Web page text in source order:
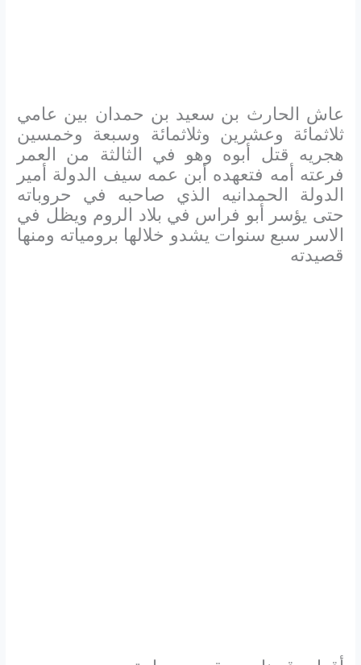
عاش الحارث بن سعيد بن حمدان بين عامي
ثلاثمائة وعشرين وثلاثمائة وسبعة وخمسين
هجريه قتل أبوه وهو في الثالثة من العمر
فرعته أمه فتعهده أبن عمه سيف الدولة أمير
الدولة الحمدانيه الذي صاحبه في حروباته
حتى يؤسر أبو فراس في بلاد الروم ويظل في
الاسر سبع سنوات يشدو خلالها برومياته ومنها
قصيدته